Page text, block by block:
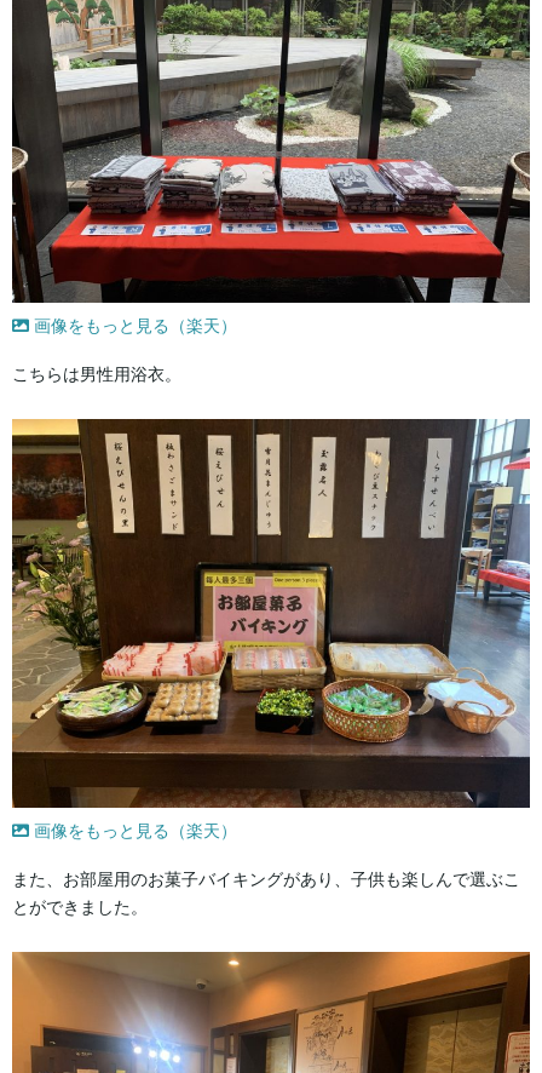
画像をもっと見る（楽天）
こちらは男性用浴衣。
画像をもっと見る（楽天）
また、お部屋用のお菓子バイキングがあり、子供も楽しんで選ぶこ
とができました。